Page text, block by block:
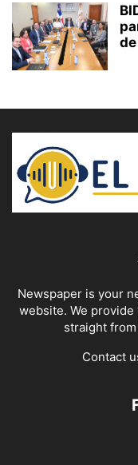
Newspaper is your
website. We
straight
Contact